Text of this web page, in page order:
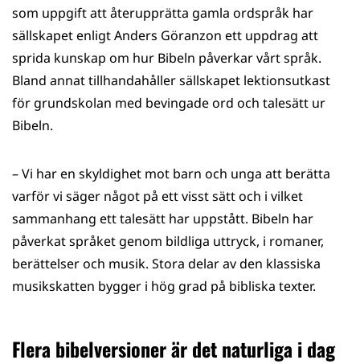
som uppgift att återupprätta gamla ordspråk har
sällskapet enligt Anders Göranzon ett uppdrag att
sprida kunskap om hur Bibeln påverkar vårt språk.
Bland annat tillhandahåller sällskapet lektionsutkast
för grundskolan med bevingade ord och talesätt ur
Bibeln.
– Vi har en skyldighet mot barn och unga att berätta
varför vi säger något på ett visst sätt och i vilket
sammanhang ett talesätt har uppstått. Bibeln har
påverkat språket genom bildliga uttryck, i romaner,
berättelser och musik. Stora delar av den klassiska
musikskatten bygger i hög grad på bibliska texter.
Flera bibelversioner är det naturliga i dag